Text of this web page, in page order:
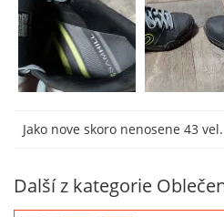
Jako nove skoro nenosene 43 vel.
Další z kategorie